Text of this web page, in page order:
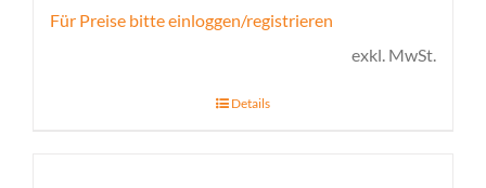
Für Preise bitte einloggen/registrieren
exkl. MwSt.
Details